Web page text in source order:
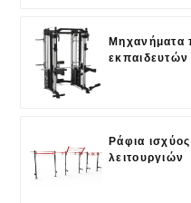
Μηχανήματα
εκπαιδευτών
Ράφια
λειτουργιών